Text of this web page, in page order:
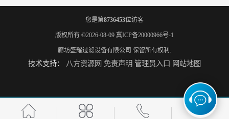
液氨专用过滤器 液氨过滤器生产厂家 液氨除油脱水过滤器 液氨专用过滤器
您是第8736453位访客
版权所有 ©2026-08-09 冀ICP备20000966号-1
廊坊盛耀过滤设备有限公司 保留所有权利.
技术支持： 八方资源网 免责声明 管理员入口 网站地图